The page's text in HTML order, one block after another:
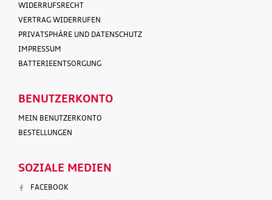
WIDERRUFSRECHT
VERTRAG WIDERRUFEN
PRIVATSPHÄRE UND DATENSCHUTZ
IMPRESSUM
BATTERIEENTSORGUNG
BENUTZERKONTO
MEIN BENUTZERKONTO
BESTELLUNGEN
SOZIALE MEDIEN
FACEBOOK